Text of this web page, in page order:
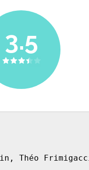
3.5